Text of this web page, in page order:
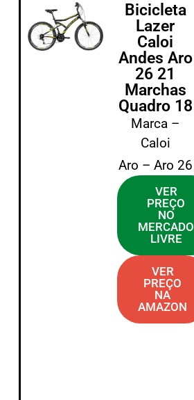
Bicicleta
Lazer
Caloi
Andes Aro
26 21
Marchas
Quadro 18
Marca –
Caloi
Aro – Aro 26
VER
PREÇO
NO
MERCADO
LIVRE
VER
PREÇO
NA
AMAZON